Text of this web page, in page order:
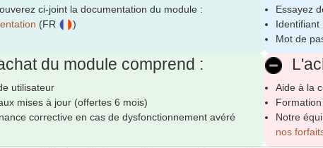
ci-joint la documentation du module :
(FR )
Essayez
Identifiant
Mot de
du module comprend :
utilisateur
mises à jour (offertes 6 mois)
corrective en cas de dysfonctionnement avéré
Aide à la
Notre
nos